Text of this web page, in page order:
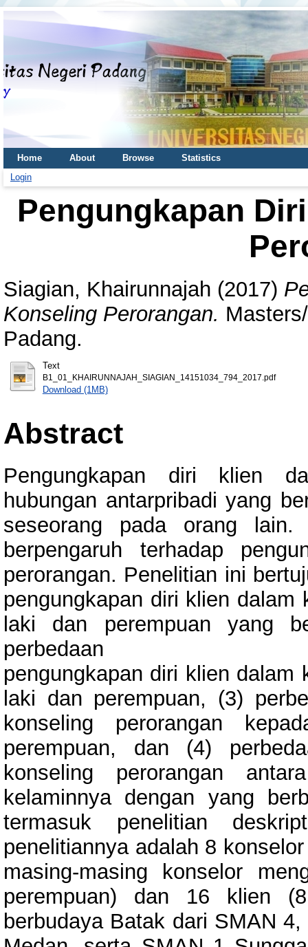
Home About Browse
Statistics
Login
Pengungkapan
Siagian, Khairunnajah (2017)
Konseling Perorangan.
Padang.
Text
B1_01_KHAIRUNNAJAH_SIAGIAN_14151034_794_2017.pdf
Download (1MB)
Abstract
Pengungkapan diri klien
hubungan antarpribadi yang
seseorang pada orang
berpengaruh terhadap
perorangan. Penelitian ini
pengungkapan diri klien dalam
laki dan perempuan yang
perbedaan
pengungkapan diri klien dalam
laki dan perempuan, (3)
konseling perorangan
perempuan, dan (4)
konseling perorangan
kelaminnya dengan yang
termasuk penelitian
penelitiannya adalah 8
masing-masing konselor
perempuan) dan 16 klien
berbudaya Batak dari SMAN